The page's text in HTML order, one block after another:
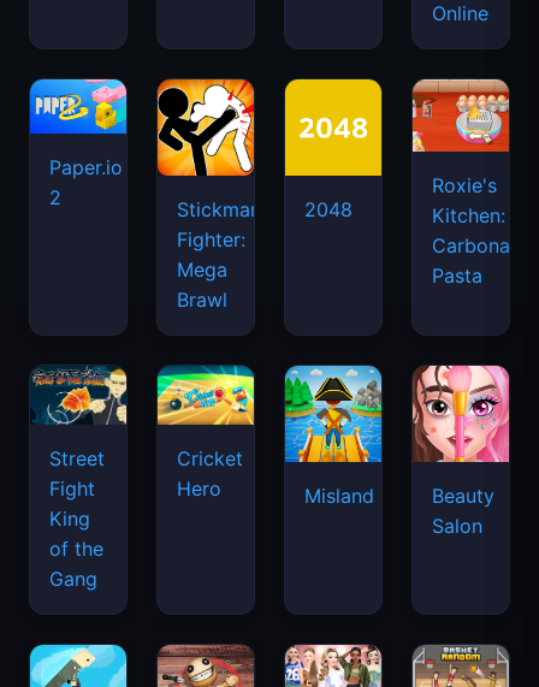
Online
Paper.io
2
Stickman
Fighter:
Mega
Brawl
2048
Roxie's
Kitchen:
Carbonara
Pasta
Street
Fight
King
of the
Gang
Cricket
Hero
Misland
Beauty
Salon